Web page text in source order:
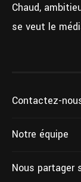
Chaud,
se veut le
Contactez-
Notre équipe
Nous partager